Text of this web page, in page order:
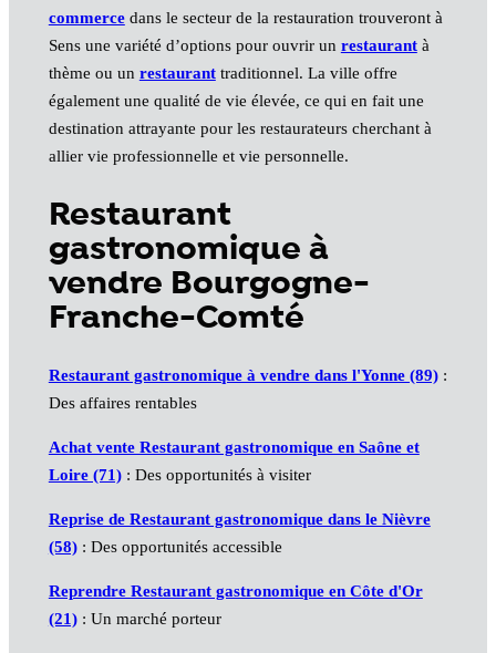
commercedans le secteur de la restauration trouveront à
Sens une variété d’options pour ouvrir un restaurantà
thème ou un restauranttraditionnel. La ville offre
également une qualité de vie élevée, ce qui en fait une
destination attrayante pour les restaurateurs cherchant à
allier vie professionnelle et vie personnelle.
Restaurant
gastronomique à
vendre Bourgogne-
Franche-Comté
Restaurant gastronomique à vendre dans l'Yonne (89):
Des affaires rentables
Achat vente Restaurant gastronomique en Saône et
Loire (71): Des opportunités à visiter
Reprise de Restaurant gastronomique dans le Nièvre
(58): Des opportunités accessible
Reprendre Restaurant gastronomique en Côte d'Or
(21): Un marché porteur